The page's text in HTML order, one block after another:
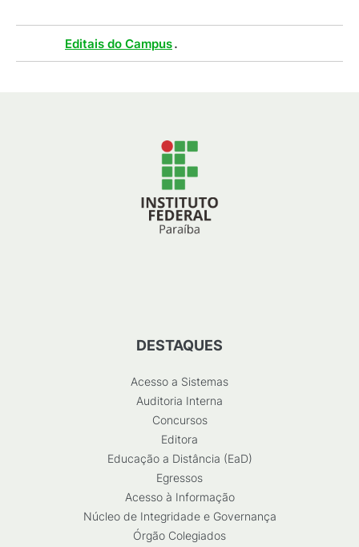
Editais do Campus.
DESTAQUES
Acesso a Sistemas
Auditoria Interna
Concursos
Editora
Educação a Distância (EaD)
Egressos
Acesso à Informação
Núcleo de Integridade e Governança
Órgão Colegiados